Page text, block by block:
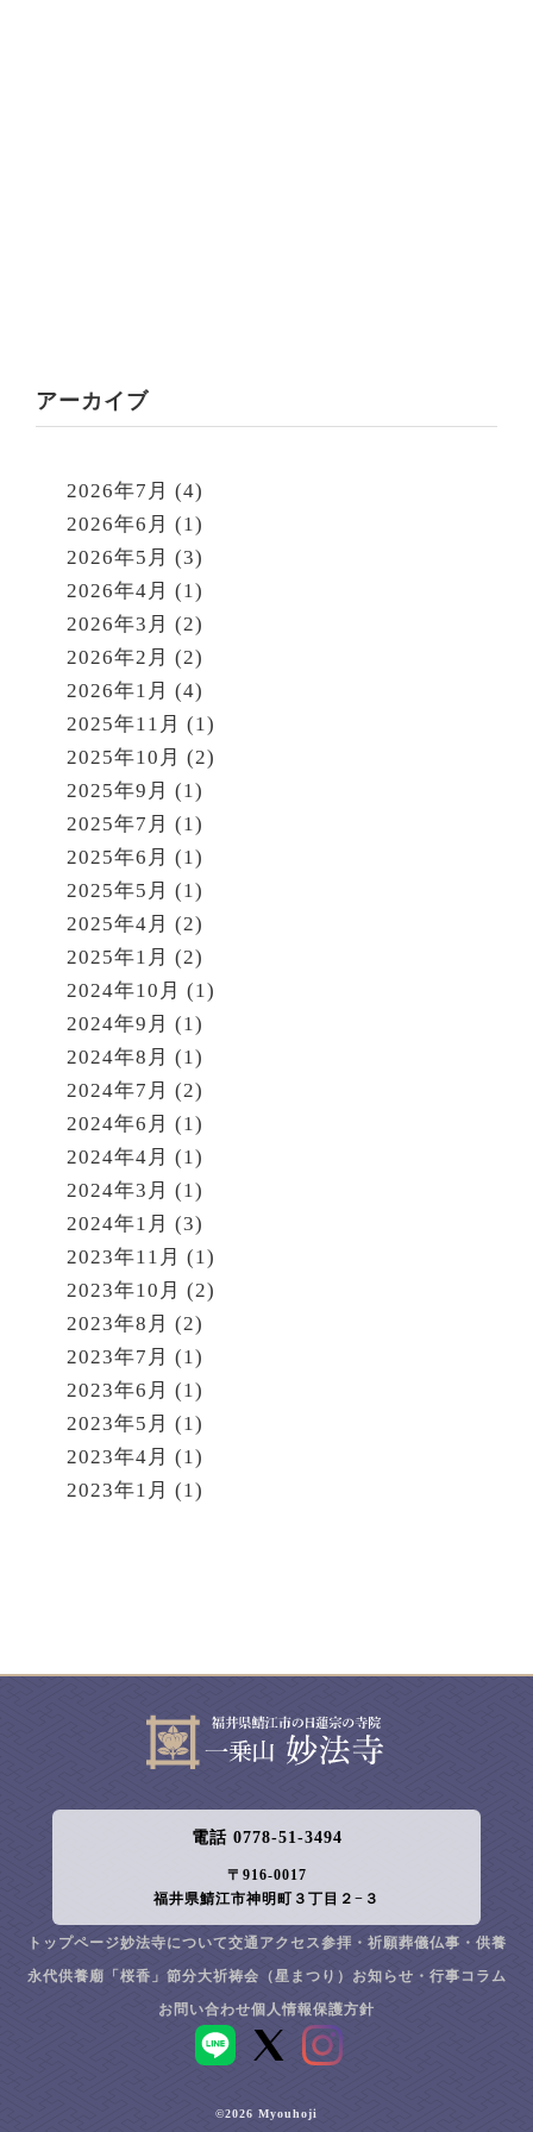
アーカイブ
2026年7月 (4)
2026年6月 (1)
2026年5月 (3)
2026年4月 (1)
2026年3月 (2)
2026年2月 (2)
2026年1月 (4)
2025年11月 (1)
2025年10月 (2)
2025年9月 (1)
2025年7月 (1)
2025年6月 (1)
2025年5月 (1)
2025年4月 (2)
2025年1月 (2)
2024年10月 (1)
2024年9月 (1)
2024年8月 (1)
2024年7月 (2)
2024年6月 (1)
2024年4月 (1)
2024年3月 (1)
2024年1月 (3)
2023年11月 (1)
2023年10月 (2)
2023年8月 (2)
2023年7月 (1)
2023年6月 (1)
2023年5月 (1)
2023年4月 (1)
2023年1月 (1)
電話 0778-51-3494
〒916-0017
福井県鯖江市神明町３丁目２−３
トップページ妙法寺について交通アクセス参拝・祈願葬儀仏事・供養
永代供養廟「桜香」 節分大祈祷会（星まつり） お知らせ・行事 コラム
お問い合わせ個人情報保護方針
LINE
©2026 Myouhoji